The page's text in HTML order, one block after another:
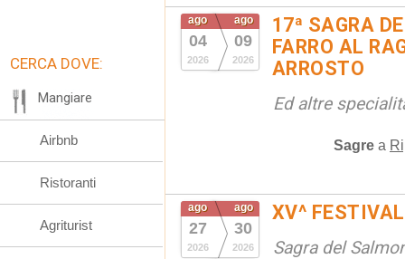
ago
04
2026
ago
09
2026
17ª SAGRA
FARRO AL
ARROSTO
Ed altre
Sagre a
ago
27
2026
ago
30
2026
XV^
Sagra del
CERCA DOVE:
Mangiare
Airbnb
Ristoranti
Agriturist